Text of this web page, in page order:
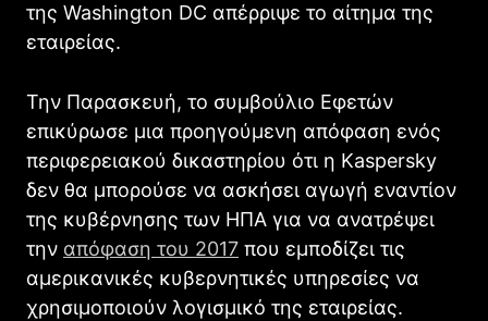
της Washington DC απέρριψε το αίτημα της
εταιρείας.
Την Παρασκευή, το συμβούλιο Εφετών
επικύρωσε μια προηγούμενη απόφαση ενός
περιφερειακού δικαστηρίου ότι η Kaspersky
δεν θα μπορούσε να ασκήσει αγωγή εναντίον
της κυβέρνησης των ΗΠΑ για να ανατρέψει
την απόφαση του 2017 που εμποδίζει τις
αμερικανικές κυβερνητικές υπηρεσίες να
χρησιμοποιούν λογισμικό της εταιρείας.